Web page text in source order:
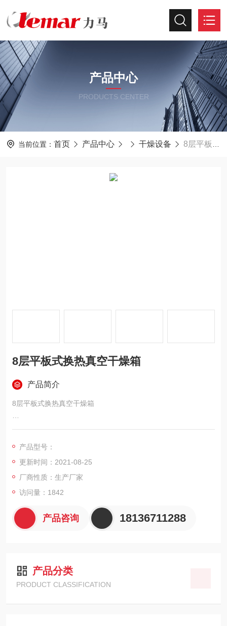
产品中心
PRODUCTS CENTER
当前位置： 首页 产品中心 干燥设备 8层平板式换热真空干燥箱
8层平板式换热真空干燥箱
产品简介
8层平板式换热真空干燥箱
真空干燥箱的外形尺寸约为：800*900*1700mm
换热层数为8层，采用平板式换热。
换热板层厚24mm，耐压不低于0.4MPa，板层中心距离120m
m。换热板两侧需留有足够的空间，方便清洁。干燥时板层加热
产品型号：
更新时间：2021-08-25
厂商性质：生产厂家
访问量：1842
产品咨询 18136711288
产品分类
PRODUCT CLASSIFICATION